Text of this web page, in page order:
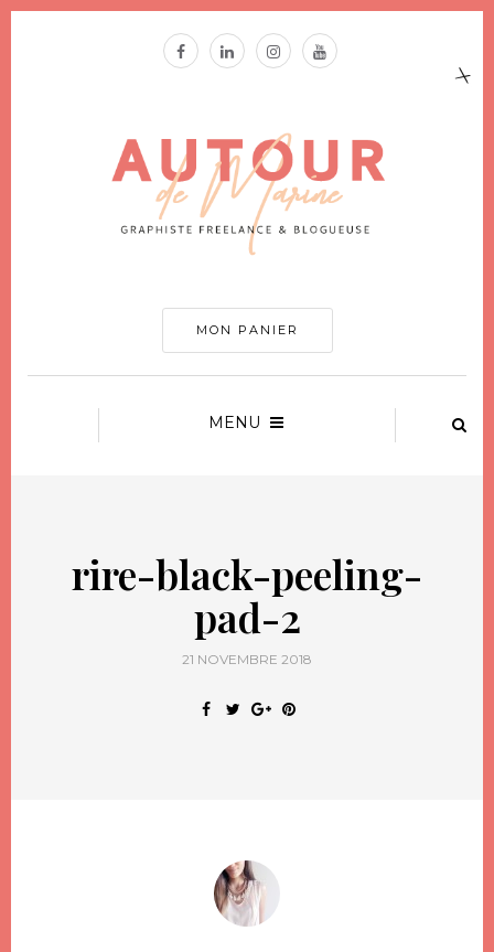
MON PANIER
MENU
rire-black-peeling-
pad-2
21 NOVEMBRE 2018